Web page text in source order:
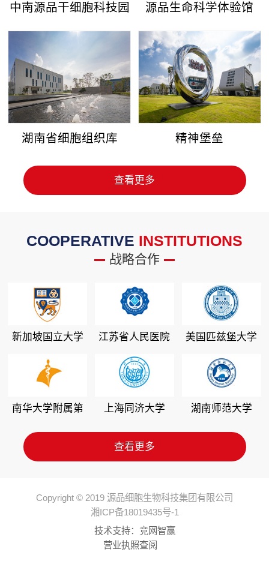
中南源品干细胞科技园 源品生命科学体验馆
湖南省细胞组织库 精神堡垒
查看更多
COOPERATIVE INSTITUTIONS
战略合作
新加坡国立大学 江苏省人民医院 美国匹兹堡大学
南华大学附属第
上海同济大学 湖南师范大学
查看更多
Copyright © 2019 源品细胞生物科技集团有限公司
湘ICP备18019435号-1
技术支持： 竞网智赢
营业执照查阅